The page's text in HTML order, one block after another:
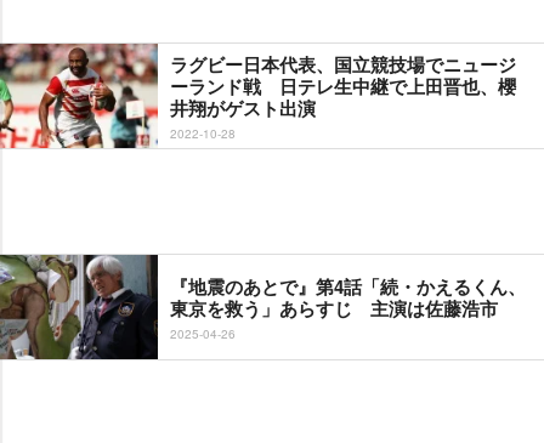
ラグビー日本代表、国立競技場でニュージ
ーランド戦 日テレ生中継で上田晋也、櫻
井翔がゲスト出演
2022-10-28
『地震のあとで』第4話「続・かえるくん、
東京を救う」あらすじ 主演は佐藤浩市
2025-04-26